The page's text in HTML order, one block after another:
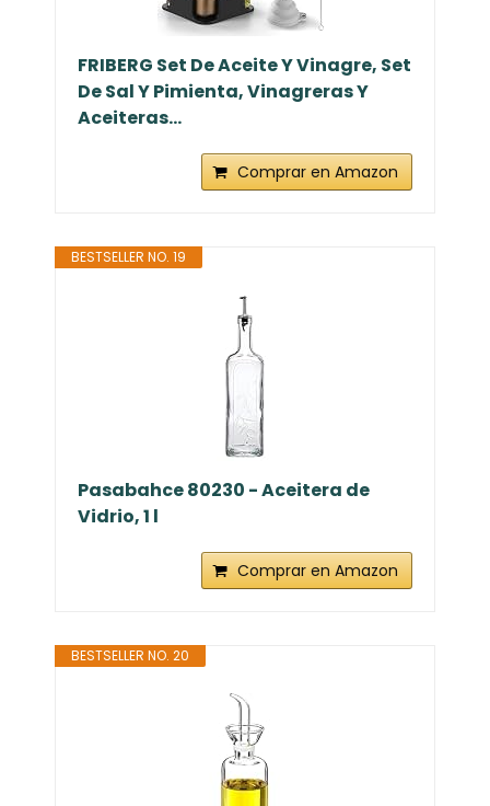
FRIBERG Set De Aceite Y Vinagre, Set
De Sal Y Pimienta, Vinagreras Y
Aceiteras...
Comprar en Amazon
BESTSELLER NO. 19
Pasabahce 80230 - Aceitera de
Vidrio, 1 l
Comprar en Amazon
BESTSELLER NO. 20